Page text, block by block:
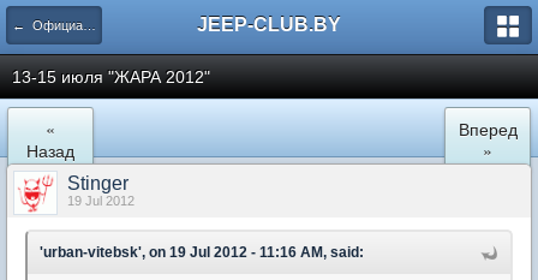
← Официальные клубные мероприятия JEEP-CLUB.BY
13-15 июля "ЖАРА 2012"
«
Назад
Вперед
»
Stinger
19 Jul 2012
'urban-vitebsk', on 19 Jul 2012 - 11:16 AM, said: